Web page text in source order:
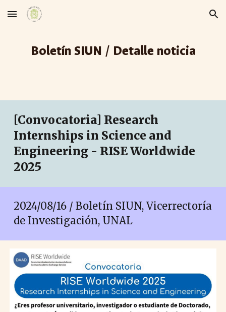
Skip to main content Skip to navigation
Boletín SIUN / Detalle noticia
[Convocatoria] Research
Internships in Science and
Engineering - RISE Worldwide
2025
2024/08/16 / Boletín SIUN, Vicerrectoría
de Investigación, UNAL